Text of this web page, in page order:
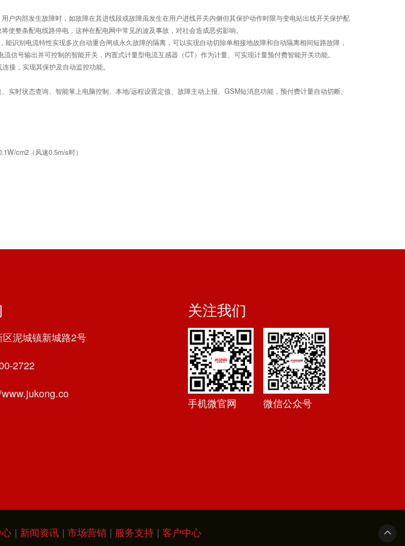
内部发生故障时，如故障在其进线段或故障虽发生在用户进线开关内侧但其保护动作时限与变电站出线开关保护配
整条配电线路停电，这种在配电网中常见的波及事故，对社会造成恶劣影响。
识别电流特性实现多次自动重合闸或永久故障的隔离，可以实现自动切除单相接地故障和自动隔离相间短路故障，
号输出并可控制的智能开关，内置式计量型电流互感器（CT）作为计量、可实现计量预付费智能开关功能。
接，实现其保护及自动监控功能。
时状态查询、智能掌上电脑控制、本地/远程设置定值、故障主动上报、GSM短消息功能，预付费计量自动切断、
cm2（风速0.5m/s时）
泥城镇新城路2号
2722
关注我们
手机微官网 微信公众号
| 新闻资讯 | 市场营销 | 服务支持 | 客户中心